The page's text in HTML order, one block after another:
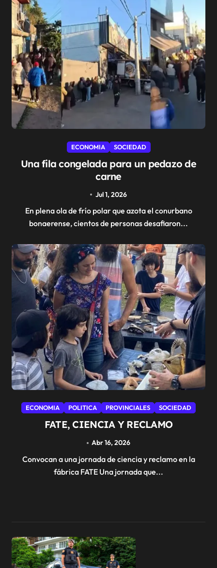
ECONOMIA SOCIEDAD
Una fila congelada para un pedazo de
carne
Jul 1, 2026
En plena ola de frío polar que azota el conurbano
bonaerense, cientos de personas desafiaron...
ECONOMIA POLITICA PROVINCIALES SOCIEDAD
FATE, CIENCIA Y RECLAMO
Abr 16, 2026
Convocan a una jornada de ciencia y reclamo en la
fábrica FATE Una jornada que...